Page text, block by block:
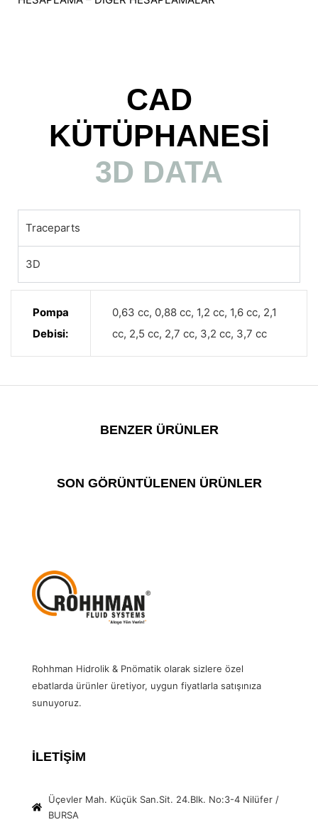
CAD
KÜTÜPHANESİ
3D DATA
Traceparts
3D
Pompa
Debisi:
0,63 cc, 0,88 cc, 1,2 cc, 1,6 cc, 2,1
cc, 2,5 cc, 2,7 cc, 3,2 cc, 3,7 cc
BENZER ÜRÜNLER
SON GÖRÜNTÜLENEN ÜRÜNLER
Rohhman Hidrolik & Pnömatik olarak sizlere özel
ebatlarda ürünler üretiyor, uygun fiyatlarla satışınıza
sunuyoruz.
İLETİŞİM
Üçevler Mah. Küçük San.Sit. 24.Blk. No:3-4 Nilüfer /
BURSA